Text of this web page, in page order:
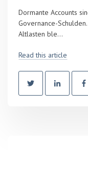
Dormante Accounts
Governance-
Altlasten ble...
Read this article